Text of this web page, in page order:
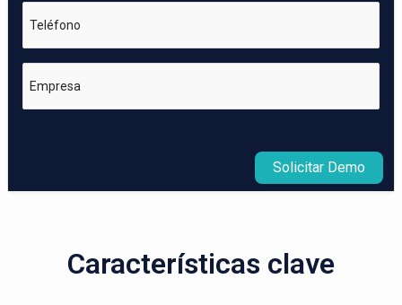
Teléfono
Empresa
Solicitar Demo
Características clave